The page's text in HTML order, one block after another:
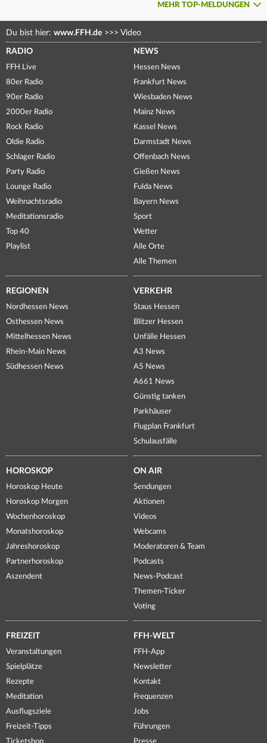
MEHR TOP-MELDUNGEN
Du bist hier: www.FFH.de >>> Video
RADIO
FFH Live
80er Radio
90er Radio
2000er Radio
Rock Radio
Oldie Radio
Schlager Radio
Party Radio
Lounge Radio
Weihnachtsradio
Meditationsradio
Top 40
Playlist
NEWS
Hessen News
Frankfurt News
Wiesbaden News
Mainz News
Kassel News
Darmstadt News
Offenbach News
Gießen News
Fulda News
Bayern News
Sport
Wetter
Alle Orte
Alle Themen
REGIONEN
Nordhessen News
Osthessen News
Mittelhessen News
Rhein-Main News
Südhessen News
VERKEHR
Staus Hessen
Blitzer Hessen
Unfälle Hessen
A3 News
A5 News
A661 News
Günstig tanken
Parkhäuser
Flugplan Frankfurt
Schulausfälle
HOROSKOP
Horoskop Heute
Horoskop Morgen
Wochenhoroskop
Monatshoroskop
Jahreshoroskop
Partnerhoroskop
Aszendent
ON AIR
Sendungen
Aktionen
Videos
Webcams
Moderatoren & Team
Podcasts
News-Podcast
Themen-Ticker
Voting
FREIZEIT
Veranstaltungen
Spielplätze
Rezepte
Meditation
Ausflugsziele
Freizeit-Tipps
Ticketshop
FFH-WELT
FFH-App
Newsletter
Kontakt
Frequenzen
Jobs
Führungen
Presse